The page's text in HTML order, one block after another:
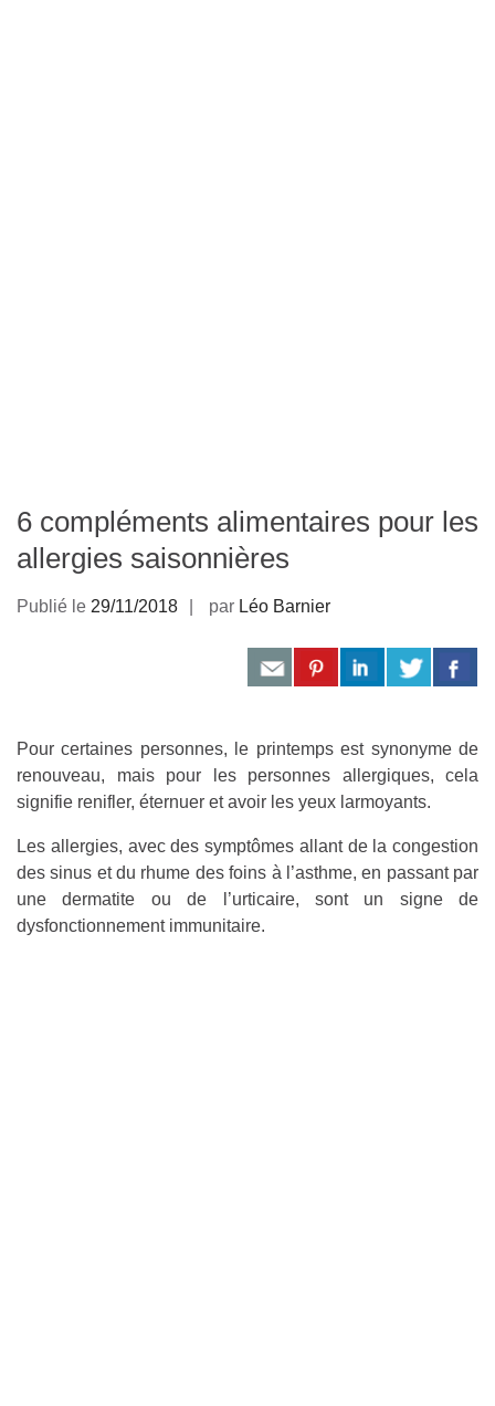
6 compléments alimentaires pour les
allergies saisonnières
Publié le 29/11/2018 par Léo Barnier
Pour certaines personnes, le printemps est synonyme de
renouveau, mais pour les personnes allergiques, cela
signifie renifler, éternuer et avoir les yeux larmoyants.
Les allergies, avec des symptômes allant de la congestion
des sinus et du rhume des foins à l’asthme, en passant par
une dermatite ou de l’urticaire, sont un signe de
dysfonctionnement immunitaire.